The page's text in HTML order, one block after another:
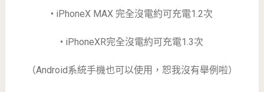
• iPhoneX MAX 完全沒電約可充電1.2次
• iPhoneXR完全沒電約可充電1.3次
（Android系統手機也可以使用，恕我沒有舉例啦）